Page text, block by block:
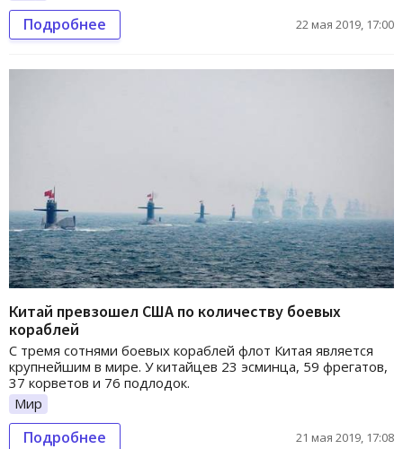
Подробнее 22 мая 2019, 17:00
Китай превзошел США по количеству боевых
кораблей
С тремя сотнями боевых кораблей флот Китая является
крупнейшим в мире. У китайцев 23 эсминца, 59 фрегатов,
37 корветов и 76 подлодок.
Мир
Подробнее 21 мая 2019, 17:08